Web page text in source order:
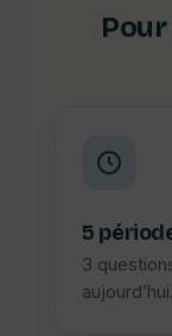
5
3
aujourd’hui.